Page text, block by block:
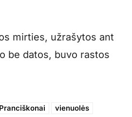
mirties, užrašytos ant
be datos, buvo rastos
Pranciškonai
vienuolės